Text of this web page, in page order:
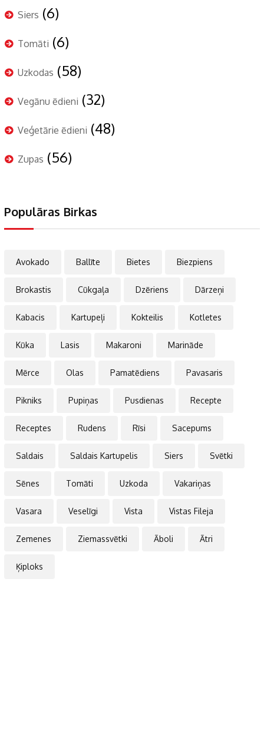
Siers (6)
Tomāti (6)
Uzkodas (58)
Vegānu ēdieni (32)
Veģetārie ēdieni (48)
Zupas (56)
Populāras Birkas
Avokado Ballīte Bietes Biezpiens
Brokastis Cūkgaļa Dzēriens Dārzeņi
Kabacis Kartupeļi Kokteilis Kotletes
Kūka Lasis Makaroni Marināde
Mērce Olas Pamatēdiens Pavasaris
Pikniks Pupiņas Pusdienas Recepte
Receptes Rudens Rīsi Sacepums
Saldais Saldais Kartupelis Siers Svētki
Sēnes Tomāti Uzkoda Vakariņas
Vasara Veselīgi Vista Vistas Fileja
Zemenes Ziemassvētki Āboli Ātri
Ķiploks